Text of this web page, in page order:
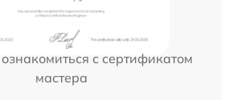
с сертификатом
мастера